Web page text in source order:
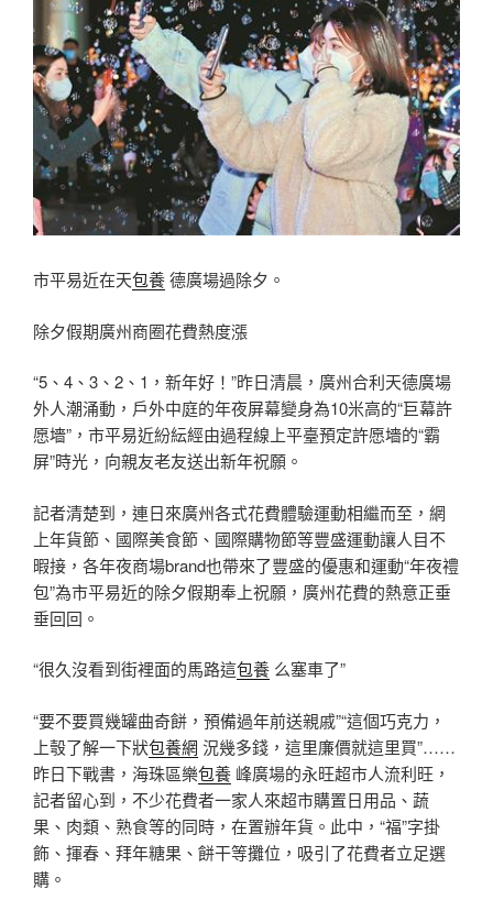
市平易近在天包養德廣場過除夕。
除夕假期廣州商圈花費熱度漲
“5、4、3、2、1，新年好！”昨日清晨，廣州合利天德廣場
外人潮涌動，戶外中庭的年夜屏幕變身為10米高的“巨幕許
愿墻”，市平易近紛紜經由過程線上平臺預定許愿墻的“霸
屏”時光，向親友老友送出新年祝願。
記者清楚到，連日來廣州各式花費體驗運動相繼而至，網
上年貨節、國際美食節、國際購物節等豐盛運動讓人目不
暇接，各年夜商場brand也帶來了豐盛的優惠和運動“年夜禮
包”為市平易近的除夕假期奉上祝願，廣州花費的熱意正垂
垂回回。
“很久沒看到街裡面的馬路這包養 么塞車了”
“要不要買幾罐曲奇餅，預備過年前送親戚”“這個巧克力，
上彀了解一下狀包養網 況幾多錢，這里廉價就這里買”……
昨日下戰書，海珠區樂包養 峰廣場的永旺超市人流利旺，
記者留心到，不少花費者一家人來超市購置日用品、蔬
果、肉類、熟食等的同時，在置辦年貨。此中，“福”字掛
飾、揮春、拜年糖果、餅干等攤位，吸引了花費者立足選
購。